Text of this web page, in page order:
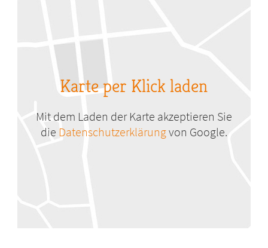
Karte per Klick laden
Mit dem Laden der Karte akzeptieren Sie
die Datenschutzerklärungvon Google.